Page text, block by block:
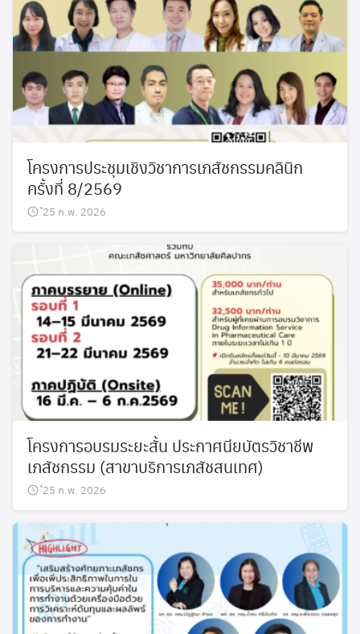
โครงการประชุมเชิงวิชาการเภสัชกรรมคลินิก
ครั้งที่ 8/2569
๋25 ก.พ. 2026
โครงการอบรมระยะสั้น ประกาศนียบัตรวิชาชีพ
เภสัชกรรม (สาขาบริการเภสัชสนเทศ)
๋25 ก.พ. 2026